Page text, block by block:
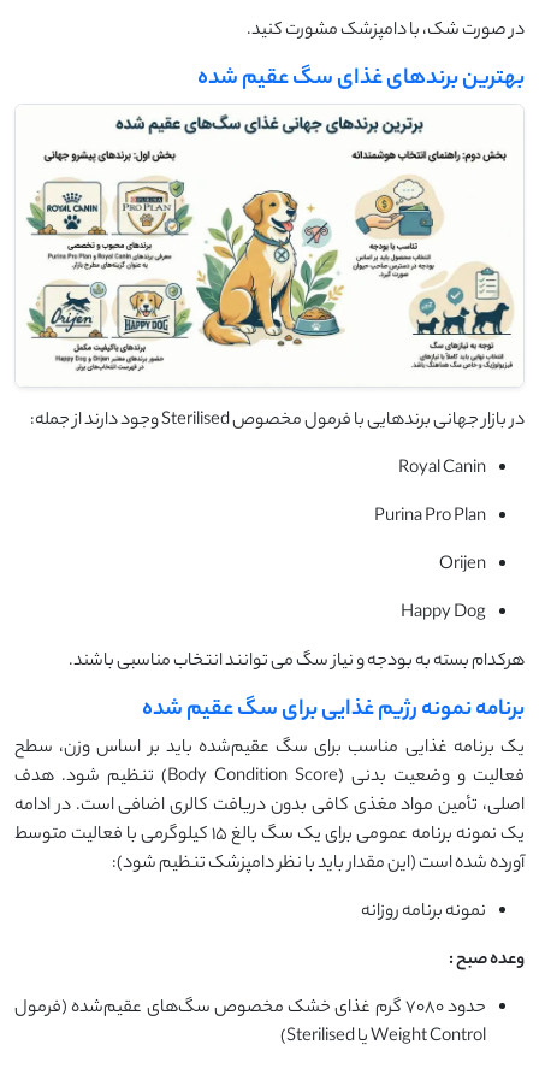
در صورت شک، با دامپزشک مشورت کنید.
بهترین برندهای غذای سگ عقیم شده
در بازار جهانی برندهایی با فرمول مخصوص Sterilised وجود دارند از جمله:
Royal Canin
Purina Pro Plan
Orijen
Happy Dog
هرکدام بسته به بودجه و نیاز سگ می توانند انتخاب مناسبی باشند.
برنامه نمونه رژیم غذایی برای سگ عقیم شده
یک برنامه غذایی مناسب برای سگ عقیم‌شده باید بر اساس وزن، سطح
فعالیت و وضعیت بدنی (Body Condition Score) تنظیم شود. هدف
اصلی، تأمین مواد مغذی کافی بدون دریافت کالری اضافی است. در ادامه
یک نمونه برنامه عمومی برای یک سگ بالغ ۱۵ کیلوگرمی با فعالیت متوسط
آورده شده است (این مقدار باید با نظر دامپزشک تنظیم شود):
نمونه برنامه روزانه
وعده صبح:
حدود ۷۰۸۰ گرم غذای خشک مخصوص سگ‌های عقیم‌شده (فرمول
Weight Control یا Sterilised)